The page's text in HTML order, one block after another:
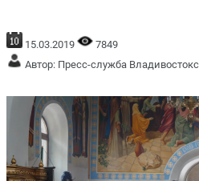
15.03.2019
7849
Автор: Пресс-служба